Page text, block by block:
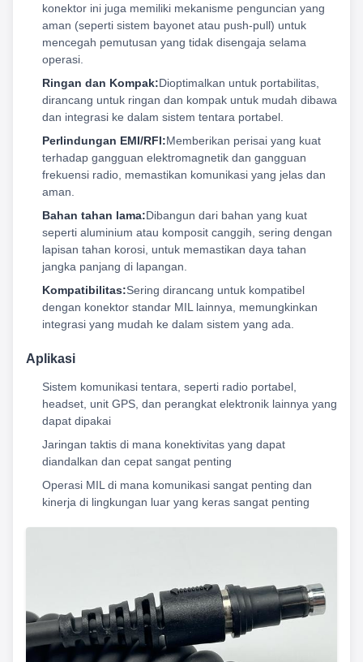
konektor ini juga memiliki mekanisme penguncian yang
aman (seperti sistem bayonet atau push-pull) untuk
mencegah pemutusan yang tidak disengaja selama
operasi.
Ringan dan Kompak:Dioptimalkan untuk portabilitas,
dirancang untuk ringan dan kompak untuk mudah dibawa
dan integrasi ke dalam sistem tentara portabel.
Perlindungan EMI/RFI:Memberikan perisai yang kuat
terhadap gangguan elektromagnetik dan gangguan
frekuensi radio, memastikan komunikasi yang jelas dan
aman.
Bahan tahan lama:Dibangun dari bahan yang kuat
seperti aluminium atau komposit canggih, sering dengan
lapisan tahan korosi, untuk memastikan daya tahan
jangka panjang di lapangan.
Kompatibilitas:Sering dirancang untuk kompatibel
dengan konektor standar MIL lainnya, memungkinkan
integrasi yang mudah ke dalam sistem yang ada.
Aplikasi
Sistem komunikasi tentara, seperti radio portabel,
headset, unit GPS, dan perangkat elektronik lainnya yang
dapat dipakai
Jaringan taktis di mana konektivitas yang dapat
diandalkan dan cepat sangat penting
Operasi MIL di mana komunikasi sangat penting dan
kinerja di lingkungan luar yang keras sangat penting